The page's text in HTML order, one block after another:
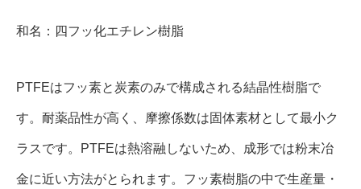
和名：四フッ化エチレン樹脂
PTFEはフッ素と炭素のみで構成される結晶性樹脂で
す。耐薬品性が高く、摩擦係数は固体素材として最小ク
ラスです。PTFEは熱溶融しないため、成形では粉末冶
金に近い方法がとられます。フッ素樹脂の中で生産量・